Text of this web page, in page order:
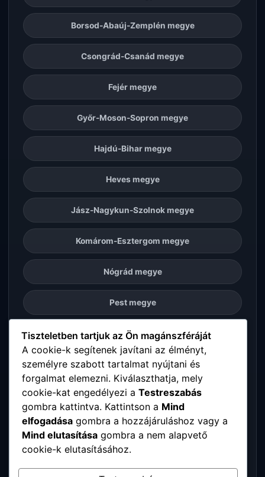
Borsod-Abaúj-Zemplén megye
Csongrád-Csanád megye
Fejér megye
Győr-Moson-Sopron megye
Hajdú-Bihar megye
Heves megye
Jász-Nagykun-Szolnok megye
Komárom-Esztergom megye
Nógrád megye
Pest megye
Somogy megye
Szabolcs-Szatmár-Bereg megye
Tolna megye
Vas megye
Veszprém megye
Tiszteletben tartjuk az Ön magánszféráját
A cookie-k segítenek javítani az élményt,
személyre szabott tartalmat nyújtani és
forgalmat elemezni. Kiválaszthatja, mely
cookie-kat engedélyezi a Testreszabás
gombra kattintva. Kattintson a Mind
elfogadása gombra a hozzájáruláshoz vagy a
Mind elutasítása gombra a nem alapvető
cookie-k elutasításához.